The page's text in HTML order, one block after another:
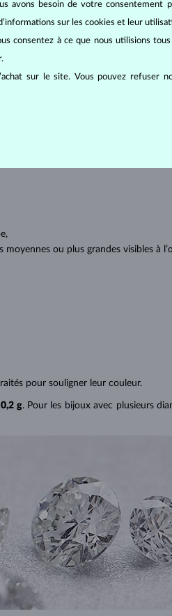
les plus populaires. Les
ou triangulaire avec
imperfections internes du diamant :
ou plus grandes visibles à
pour souligner leur couleur.
g. Pour les bijoux avec plusieurs
avons besoin de votre consentement
sur les cookies et leur
consentez à ce que nous utilisions tous
sur le site. Vous pouvez refuser